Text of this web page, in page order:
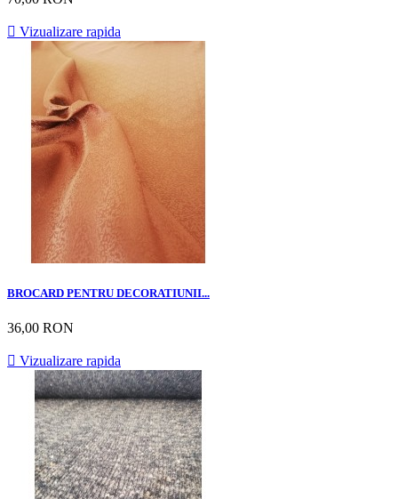
 Vizualizare rapida
BROCARD PENTRU DECORATIUNII...
36,00 RON
 Vizualizare rapida